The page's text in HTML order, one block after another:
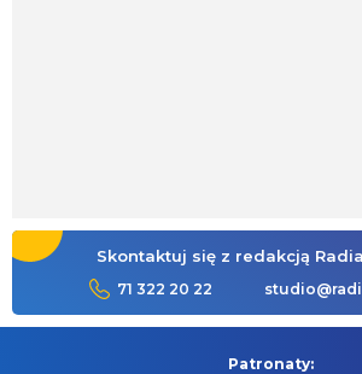
Skontaktuj się z redakcją
71 322 20 22
Patronaty: